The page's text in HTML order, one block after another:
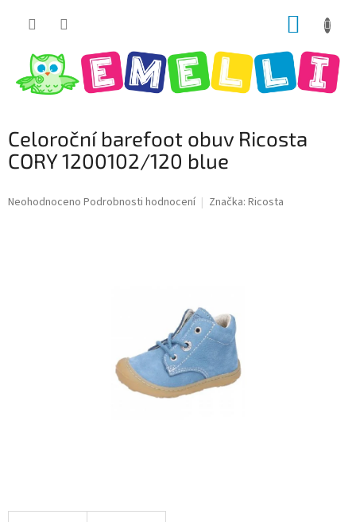
Celoroční barefoot obuv Ricosta
CORY 1200102/120 blue
Průměrné
Neohodnoceno Podrobnosti hodnocení Značka: Ricosta